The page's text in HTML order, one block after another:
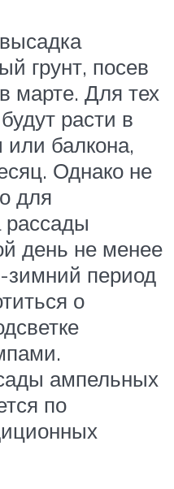
грунт, посев
марте. Для тех
расти в
или балкона,
Однако не
для
рассады
день не менее
зимний период
о
ампельных
по